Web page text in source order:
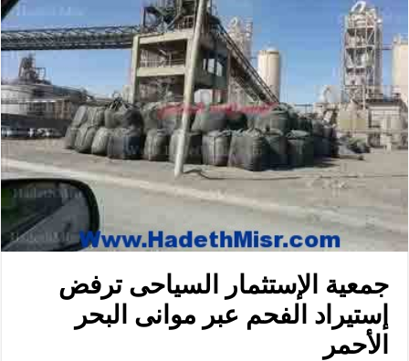
جمعية الإستثمار السياحى ترفض
إستيراد الفحم عبر موانى البحر
الأحمر